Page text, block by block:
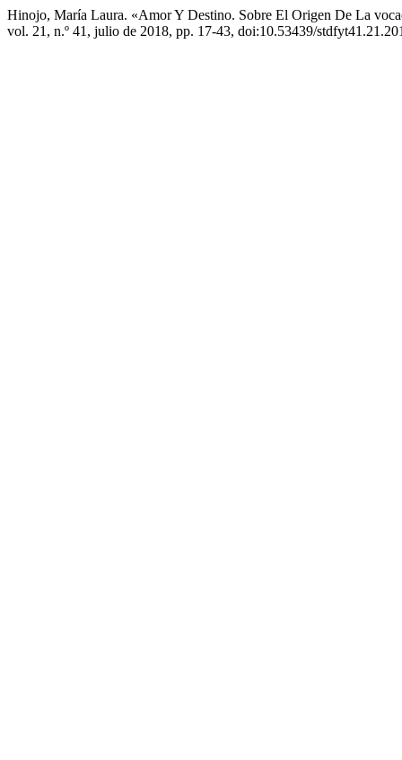
Hinojo, María Laura. «Amor Y Destino. Sobre El Origen De La
vol. 21, n.º 41, julio de 2018, pp. 17-43, doi:10.53439/